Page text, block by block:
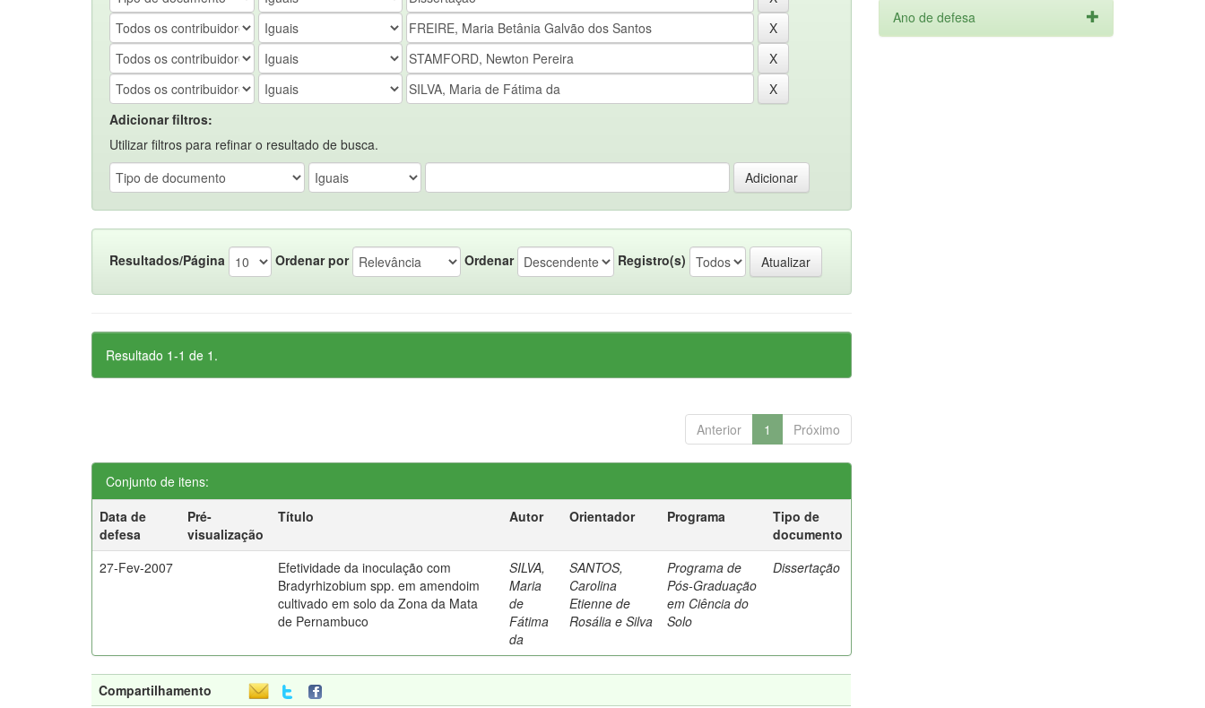
Adicionar filtros:
Utilizar filtros para refinar o resultado de busca.
Resultados/Página Ordenar por Ordenar Registro(s)
Resultado 1-1 de 1.
Anterior 1 Próximo
Conjunto de itens:
Data de
defesa
Pré-
visualização
Título Autor Orientador Programa
Tipo de
documento
27-Fev-2007
Efetividade da inoculação com
Bradyrhizobium spp. em amendoim
cultivado em solo da Zona da Mata
de Pernambuco
SILVA,
Maria
de
Fátima
da
SANTOS,
Carolina
Etienne de
Rosália e Silva
Programa de
Pós-Graduação
em Ciência do
Solo
Dissertação
Compartilhamento
Ano de defesa